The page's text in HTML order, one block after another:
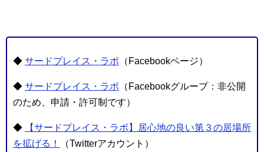
◆ サードプレイス・ラボ （Facebookページ）
◆ サードプレイス・ラボ （Facebookグループ：非公開
のため、申請・許可制です）
◆
【サードプレイス・ラボ】居心地の良い第３の居場所
を拡げる！
（Twitterアカウント）